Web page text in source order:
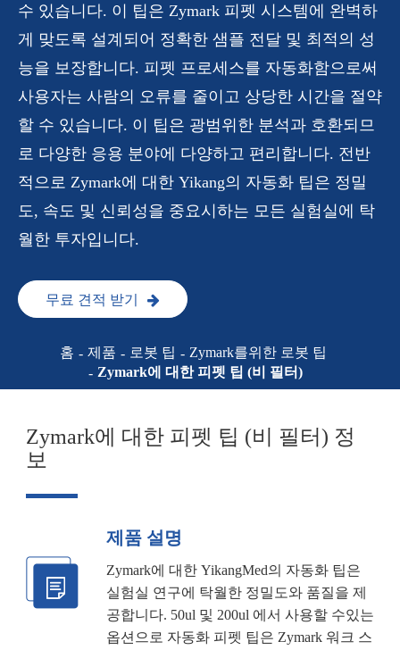
수 있습니다. 이 팁은 Zymark 피펫 시스템에 완벽하
게 맞도록 설계되어 정확한 샘플 전달 및 최적의 성
능을 보장합니다. 피펫 프로세스를 자동화함으로써
사용자는 사람의 오류를 줄이고 상당한 시간을 절약
할 수 있습니다. 이 팁은 광범위한 분석과 호환되므
로 다양한 응용 분야에 다양하고 편리합니다. 전반
적으로 Zymark에 대한 Yikang의 자동화 팁은 정밀
도, 속도 및 신뢰성을 중요시하는 모든 실험실에 탁
월한 투자입니다.
무료 견적 받기
홈 제품 로봇 팁
Zymark를위한 로봇 팁
Zymark에 대한 피펫 팁 (비 필터)
Zymark에 대한 피펫 팁 (비 필터) 정
보
제품 설명
Zymark에 대한 YikangMed의 자동화 팁은
실험실 연구에 탁월한 정밀도와 품질을 제
공합니다. 50ul 및 200ul 에서 사용할 수있는
옵션으로 자동화 피펫 팁은 Zymark 워크 스